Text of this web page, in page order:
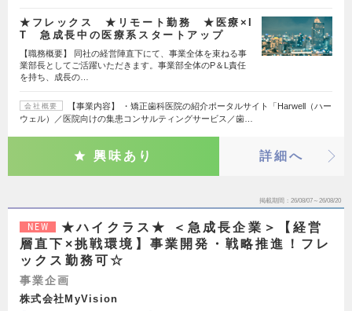
★フレックス ★リモート勤務 ★医療×I
T 急成長中の医療系スタートアップ
【職務概要】 同社の経営陣直下にて、事業全体を束ねる事
業部長としてご活躍いただきます。事業部全体のP＆L責任
を持ち、成長の…
会社概要
【事業内容】 ・矯正歯科医院の紹介ポータルサイト「Harwell（ハー
ウェル）／医院向けの集患コンサルティングサービス／歯…
興味あり 詳細へ
掲載期間 26/08/07～26/08/20
NEW
★ハイクラス★ ＜急成長企業＞【経営
層直下×挑戦環境】事業開発・戦略推進！フレ
ックス勤務可☆
事業企画
株式会社MyVision